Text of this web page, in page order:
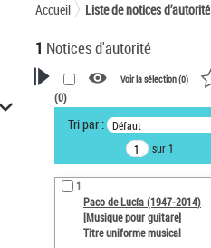
Accueil Liste de notices d’autorité
1 Notices d'autorité
VOTRE RECHERCHE
Recherche avancée dans les
notices d’autorité
Œuvres liées à l'auteur :
Paco de Lucía (1947-2014)
Voir la sélection (0)
(0)
Tri par : Défaut
sur 1
1
Paco de Lucía (1947-2014)
[Musique pour guitare]
Titre uniforme musical